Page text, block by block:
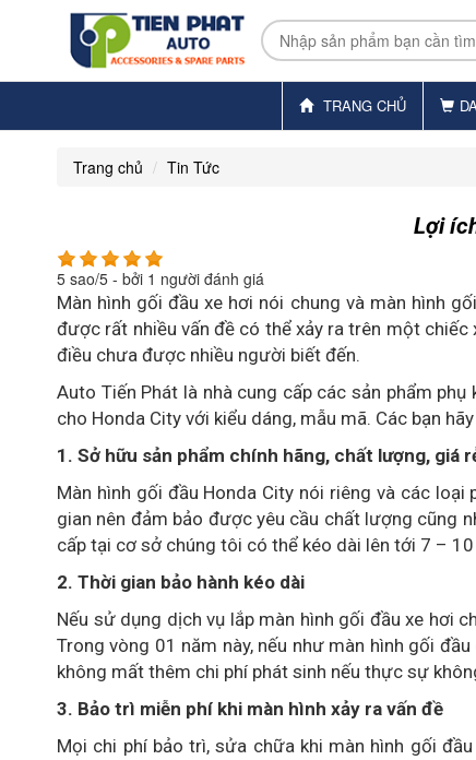
TRANG CHỦ
Trang chủ Tin Tức
Lợi
5 sao/5 - bởi 1 người đánh giá
Màn hình gối đầu xe hơi nói chung và màn hình
được rất nhiều vấn đề có thể xảy ra trên một
điều chưa được nhiều người biết đến.
Auto Tiến Phát là nhà cung cấp các sản phẩm
cho Honda City với kiểu dáng, mẫu mã. Các bạn
1. Sở hữu sản phẩm chính hãng, chất lượng, giá
Màn hình gối đầu Honda City nói riêng và các
gian nên đảm bảo được yêu cầu chất lượng cũng
cấp tại cơ sở chúng tôi có thể kéo dài lên tới 7 – 10
2. Thời gian bảo hành kéo dài
Nếu sử dụng dịch vụ lắp màn hình gối đầu xe hơi
Trong vòng 01 năm này, nếu như màn hình gối
không mất thêm chi phí phát sinh nếu thực sự
3. Bảo trì miễn phí khi màn hình xảy ra vấn đề
Mọi chi phí bảo trì, sửa chữa khi màn hình gối